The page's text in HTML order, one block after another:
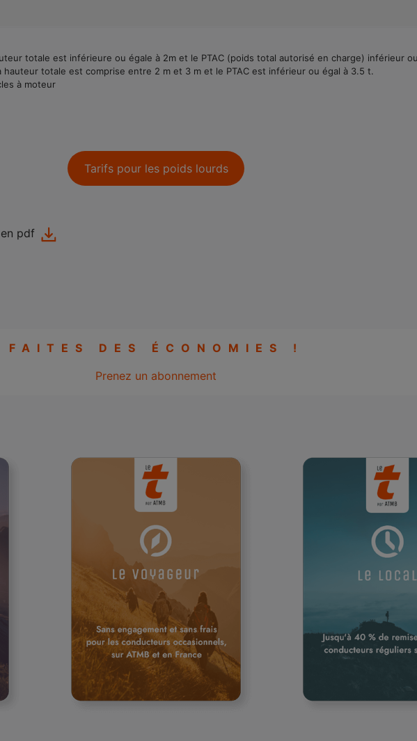
totale est inférieure ou égale à 2m et le PTAC (poids total autorisé en charge) inférieur
totale est comprise entre 2 m et 3 m et le PTAC est inférieur ou égal à 3.5 t.
à moteur
Tarifs pour les poids lourds
pdf
FAITES DES ÉCONOMIES !
Prenez un abonnement